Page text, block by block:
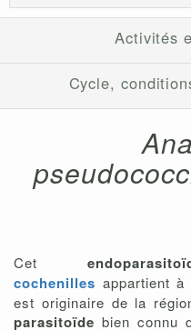
Activités
Cycle,
Cet
cochenilles appartient
est originaire de la
parasitoïde bien connu